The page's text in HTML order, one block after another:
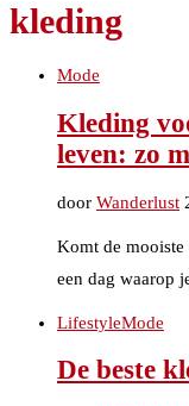
kleding
Mode
Kleding
leven: zo
door Wanderlust
Komt de mooiste
een dag waarop
LifestyleMode
De beste